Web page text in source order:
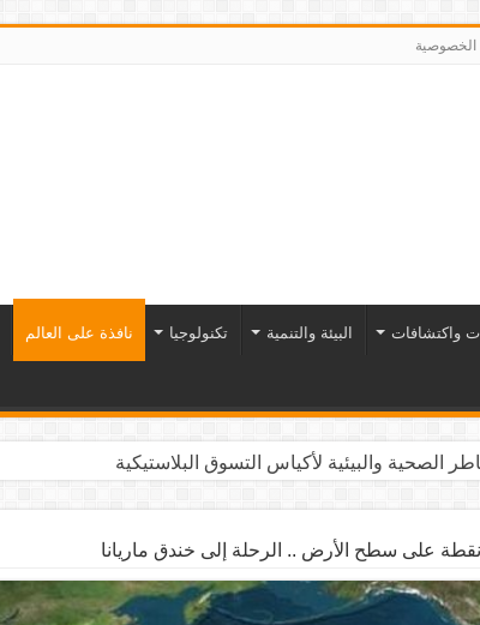
واكتشافات البيئة والتنمية تكنولوجيا نافذة على العالم
الصحية والبيئية لأكياس التسوق البلاستيكية
على سطح الأرض .. الرحلة إلى خندق ماريانا